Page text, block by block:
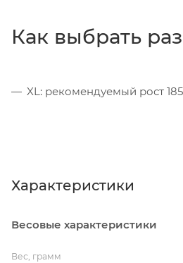
Как выбрать
XL: рекомендуемый рост
Характеристики
Весовые характеристики
Вес, грамм